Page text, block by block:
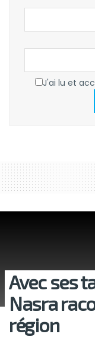
J'ai lu et
Avec ses
Nasra
région